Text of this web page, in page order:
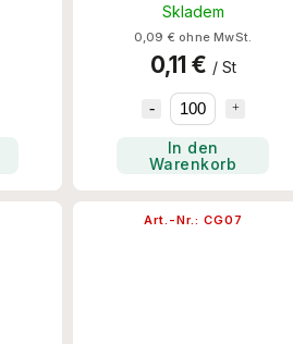
Skladem
0,09 € ohne MwSt.
0,11 € / St
In den
Warenkorb
Art.-Nr.: CG07